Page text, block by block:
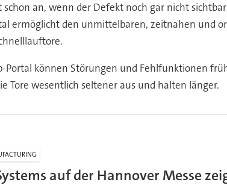
an, wenn der Defekt noch gar nicht
ermöglicht den unmittelbaren, zeitnahen und
können Störungen und Fehlfunktionen
Tore wesentlich seltener aus und halten länger.
auf der Hannover Messe